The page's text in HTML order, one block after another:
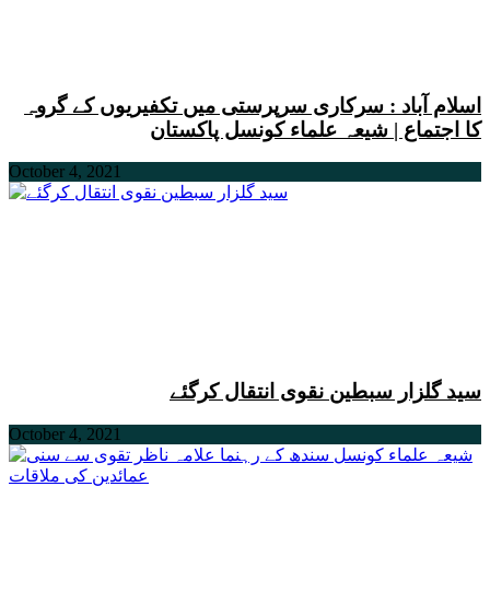
اسلام آباد : سرکاری سرپرستی میں تکفیریوں کے گروہ
کا اجتماع | شیعہ علماء کونسل پاکستان
October 4, 2021
سید گلزار سبطین نقوی انتقال کرگئے
October 4, 2021